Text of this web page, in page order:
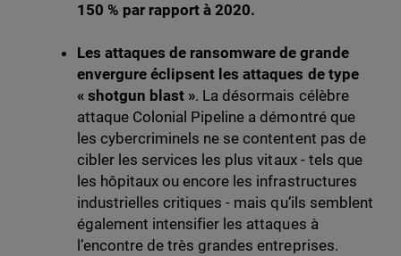
150 % par rapport à 2020.
Les attaques de ransomware de grande
envergure éclipsent les attaques de type
« shotgun blast ». La désormais célèbre
attaque Colonial Pipeline a démontré que
les cybercriminels ne se contentent pas de
cibler les services les plus vitaux - tels que
les hôpitaux ou encore les infrastructures
industrielles critiques - mais qu’ils semblent
également intensifier les attaques à
l’encontre de très grandes entreprises.